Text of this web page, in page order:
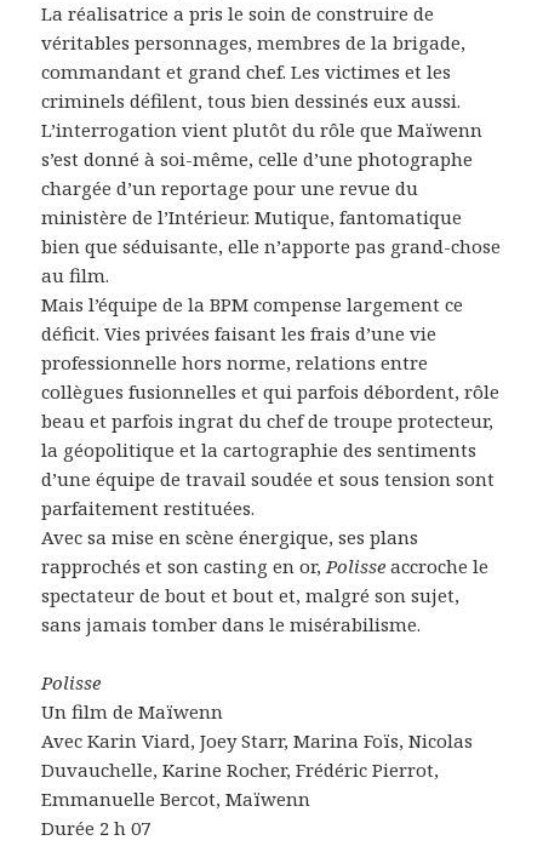
La réalisatrice a pris le soin de construire de
véritables personnages, membres de la brigade,
commandant et grand chef. Les victimes et les
criminels défilent, tous bien dessinés eux aussi.
L’interrogation vient plutôt du rôle que Maïwenn
s’est donné à soi-même, celle d’une photographe
chargée d’un reportage pour une revue du
ministère de l’Intérieur. Mutique, fantomatique
bien que séduisante, elle n’apporte pas grand-chose
au film.
Mais l’équipe de la BPM compense largement ce
déficit. Vies privées faisant les frais d’une vie
professionnelle hors norme, relations entre
collègues fusionnelles et qui parfois débordent, rôle
beau et parfois ingrat du chef de troupe protecteur,
la géopolitique et la cartographie des sentiments
d’une équipe de travail soudée et sous tension sont
parfaitement restituées.
Avec sa mise en scène énergique, ses plans
rapprochés et son casting en or, Polisse accroche le
spectateur de bout et bout et, malgré son sujet,
sans jamais tomber dans le misérabilisme.
Polisse
Un film de Maïwenn
Avec Karin Viard, Joey Starr, Marina Foïs, Nicolas
Duvauchelle, Karine Rocher, Frédéric Pierrot,
Emmanuelle Bercot, Maïwenn
Durée 2 h 07